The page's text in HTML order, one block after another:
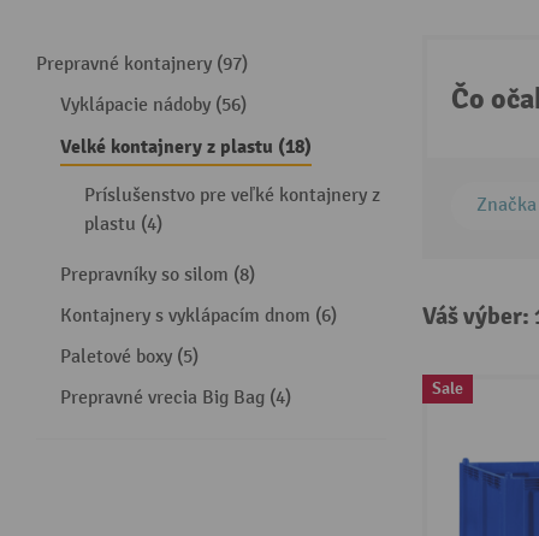
Prepravné kontajnery (97)
Vyklápacie nádoby (56)
Velké kontajnery z plastu (18)
Príslušenstvo pre veľké kontajnery z
plastu (4)
Prepravníky so silom (8)
Kontajnery s vyklápacím dnom (6)
Paletové boxy (5)
Prepravné vrecia Big Bag (4)
Čo
Značka
Váš
Sale